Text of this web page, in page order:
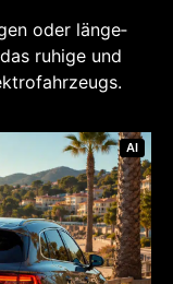
oder län­ge­
ruhi­ge und
AI